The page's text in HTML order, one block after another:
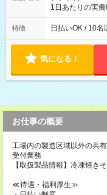
1日あたりの実
働8時間） ※週5
によって時間外
特徴 日払いOK / 10
気になる！
お仕事の概要
工場内の製造区域以外の共
受付業務
【取扱製品情報】冷凍焼き
≪待遇・福利厚生≫